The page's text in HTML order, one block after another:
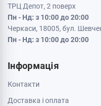
ТРЦ Депот, 2 поверх
Пн - Нд: з 10:00 до 20:00
Черкаси, 18005, бул.
Пн - Нд: з 10:00 до 20:00
Інформація
Контакти
Доставка і оплата